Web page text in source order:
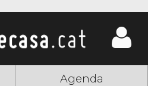
Agenda